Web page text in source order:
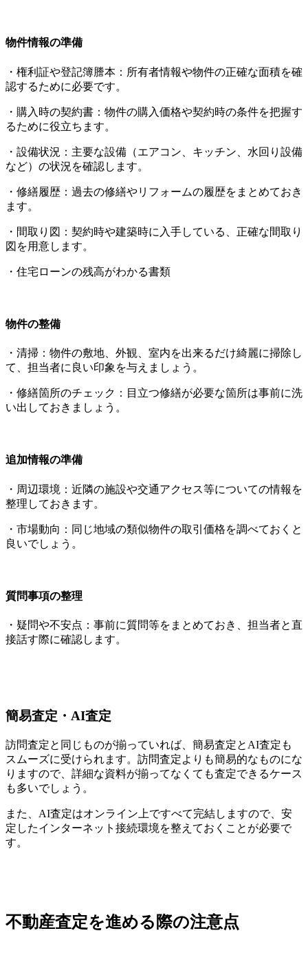
物件情報の準備
・権利証や登記簿謄本：所有者情報や物件の正確な面積を確
認するために必要です。
・購入時の契約書：物件の購入価格や契約時の条件を把握す
るために役立ちます。
・設備状況：主要な設備（エアコン、キッチン、水回り設備
など）の状況を確認します。
・修繕履歴：過去の修繕やリフォームの履歴をまとめておき
ます。
・間取り図：契約時や建築時に入手している、正確な間取り
図を用意します。
・住宅ローンの残高がわかる書類
物件の整備
・清掃：物件の敷地、外観、室内を出来るだけ綺麗に掃除し
て、担当者に良い印象を与えましょう。
・修繕箇所のチェック：目立つ修繕が必要な箇所は事前に洗
い出しておきましょう。
追加情報の準備
・周辺環境：近隣の施設や交通アクセス等についての情報を
整理しておきます。
・市場動向：同じ地域の類似物件の取引価格を調べておくと
良いでしょう。
質問事項の整理
・疑問や不安点：事前に質問等をまとめておき、担当者と直
接話す際に確認します。
簡易査定・AI査定
訪問査定と同じものが揃っていれば、簡易査定とAI査定も
スムーズに受けられます。訪問査定よりも簡易的なものにな
りますので、詳細な資料が揃ってなくても査定できるケース
も多いでしょう。
また、AI査定はオンライン上ですべて完結しますので、安
定したインターネット接続環境を整えておくことが必要で
す。
不動産査定を進める際の注意点